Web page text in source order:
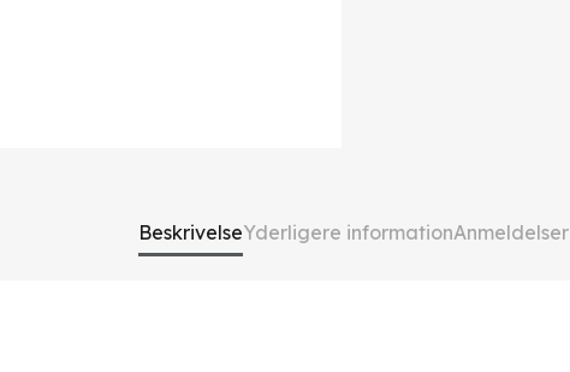
BeskrivelseYderligere informationAnmeldelser